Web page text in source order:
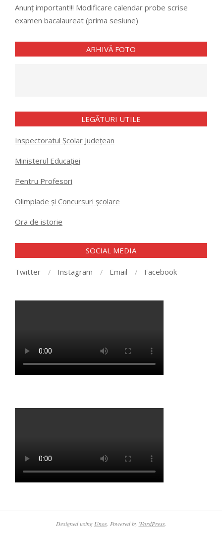
Anunț important!!! Modificare calendar probe scrise
examen bacalaureat (prima sesiune)
ARHIVĂ FOTO
LEGĂTURI UTILE
Inspectoratul Școlar Județean
Ministerul Educației
Pentru Profesori
Olimpiade și Concursuri școlare
Ora de istorie
SOCIAL MEDIA
Twitter Instagram Email Facebook
Designed using Unos. Powered by WordPress.